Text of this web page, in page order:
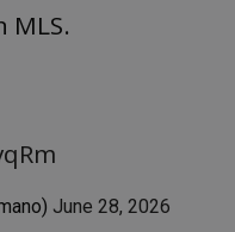
MLS.
June 28, 2026